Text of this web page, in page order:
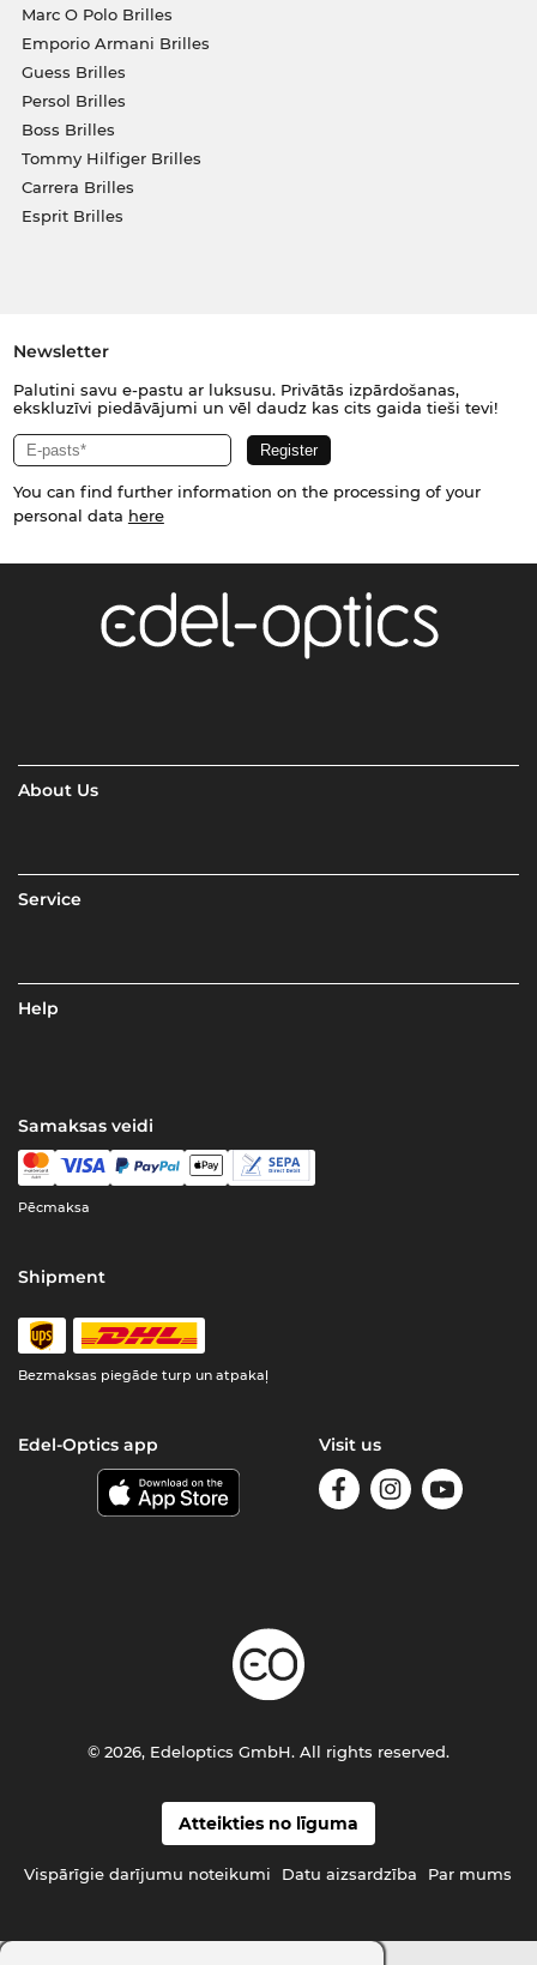
Marc O Polo Brilles
Emporio Armani Brilles
Guess Brilles
Persol Brilles
Boss Brilles
Tommy Hilfiger Brilles
Carrera Brilles
Esprit Brilles
Newsletter
Palutini savu e-pastu ar luksusu. Privātās izpārdošanas,
ekskluzīvi piedāvājumi un vēl daudz kas cits gaida tieši tevi!
You can find further information on the processing of your
personal data here
About Us
Service
Help
Samaksas veidi
Pēcmaksa
Shipment
Bezmaksas piegāde turp un atpakaļ
Edel-Optics app Visit us
Atteikties no līguma
Vispārīgie darījumu noteikumi Datu aizsardzība Par mums
© 2026, Edeloptics GmbH. All rights reserved.